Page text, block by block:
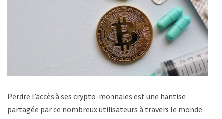
Perdre l’accès à ses crypto-monnaies est une hantise
partagée par de nombreux utilisateurs à travers le monde.